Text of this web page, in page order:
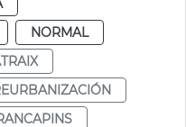
NORMAL